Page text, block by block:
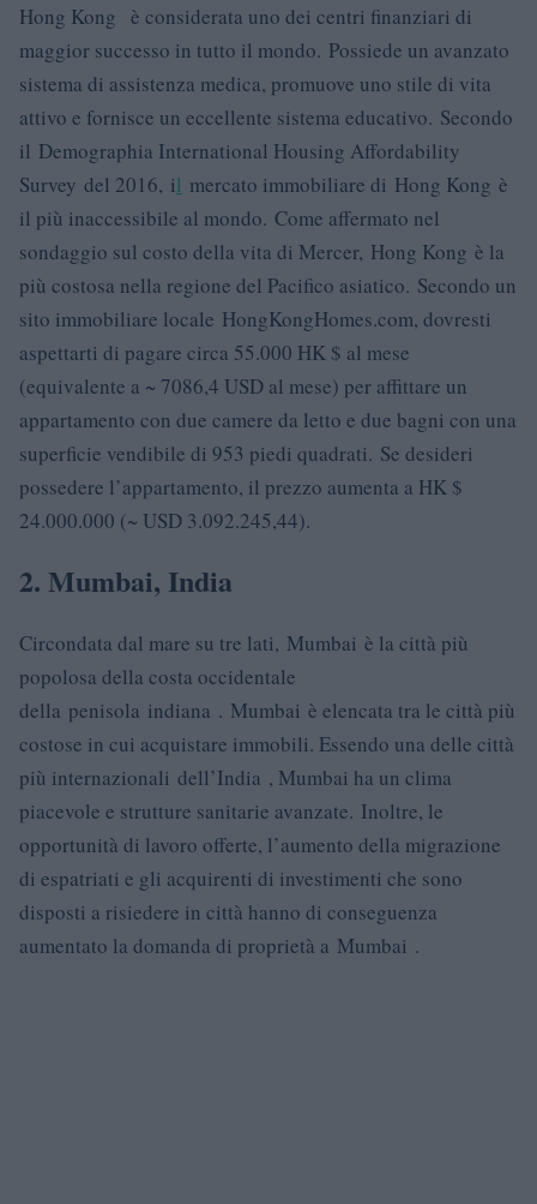
Hong Kong è considerata uno dei centri finanziari di
maggior successo in tutto il mondo. Possiede un avanzato
sistema di assistenza medica, promuove uno stile di vita
attivo e fornisce un eccellente sistema educativo. Secondo
il Demographia International Housing Affordability
Survey del 2016, il mercato immobiliare di Hong Kong è
il più inaccessibile al mondo. Come affermato nel
sondaggio sul costo della vita di Mercer, Hong Kong è la
più costosa nella regione del Pacifico asiatico. Secondo un
sito immobiliare locale HongKongHomes.com, dovresti
aspettarti di pagare circa 55.000 HK $ al mese
(equivalente a ~ 7086,4 USD al mese) per affittare un
appartamento con due camere da letto e due bagni con una
superficie vendibile di 953 piedi quadrati. Se desideri
possedere l’appartamento, il prezzo aumenta a HK $
24.000.000 (~ USD 3.092.245,44).
2. Mumbai, India
Circondata dal mare su tre lati, Mumbai è la città più
popolosa della costa occidentale
della penisola indiana . Mumbai è elencata tra le città più
costose in cui acquistare immobili. Essendo una delle città
più internazionali dell’India , Mumbai ha un clima
piacevole e strutture sanitarie avanzate. Inoltre, le
opportunità di lavoro offerte, l’aumento della migrazione
di espatriati e gli acquirenti di investimenti che sono
disposti a risiedere in città hanno di conseguenza
aumentato la domanda di proprietà a Mumbai .